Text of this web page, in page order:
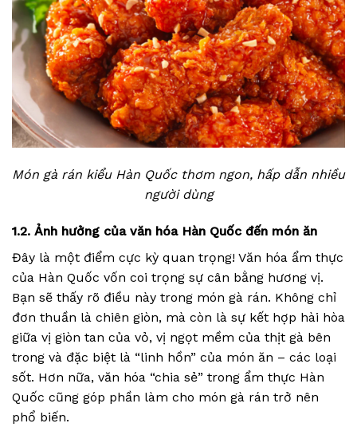
Món gà rán kiểu Hàn Quốc thơm ngon, hấp dẫn nhiều
người dùng
1.2. Ảnh hưởng của văn hóa Hàn Quốc đến món ăn
Đây là một điểm cực kỳ quan trọng! Văn hóa ẩm thực
của Hàn Quốc vốn coi trọng sự cân bằng hương vị.
Bạn sẽ thấy rõ điều này trong món gà rán. Không chỉ
đơn thuần là chiên giòn, mà còn là sự kết hợp hài hòa
giữa vị giòn tan của vỏ, vị ngọt mềm của thịt gà bên
trong và đặc biệt là “linh hồn” của món ăn – các loại
sốt. Hơn nữa, văn hóa “chia sẻ” trong ẩm thực Hàn
Quốc cũng góp phần làm cho món gà rán trở nên
phổ biến.